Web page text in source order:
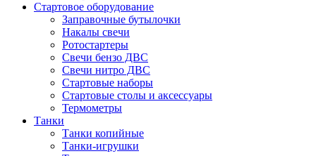
Стартовое оборудование
Заправочные бутылочки
Накалы свечи
Ротостартеры
Свечи бензо ДВС
Свечи нитро ДВС
Стартовые наборы
Стартовые столы и аксессуары
Термометры
Танки
Танки копийные
Танки-игрушки